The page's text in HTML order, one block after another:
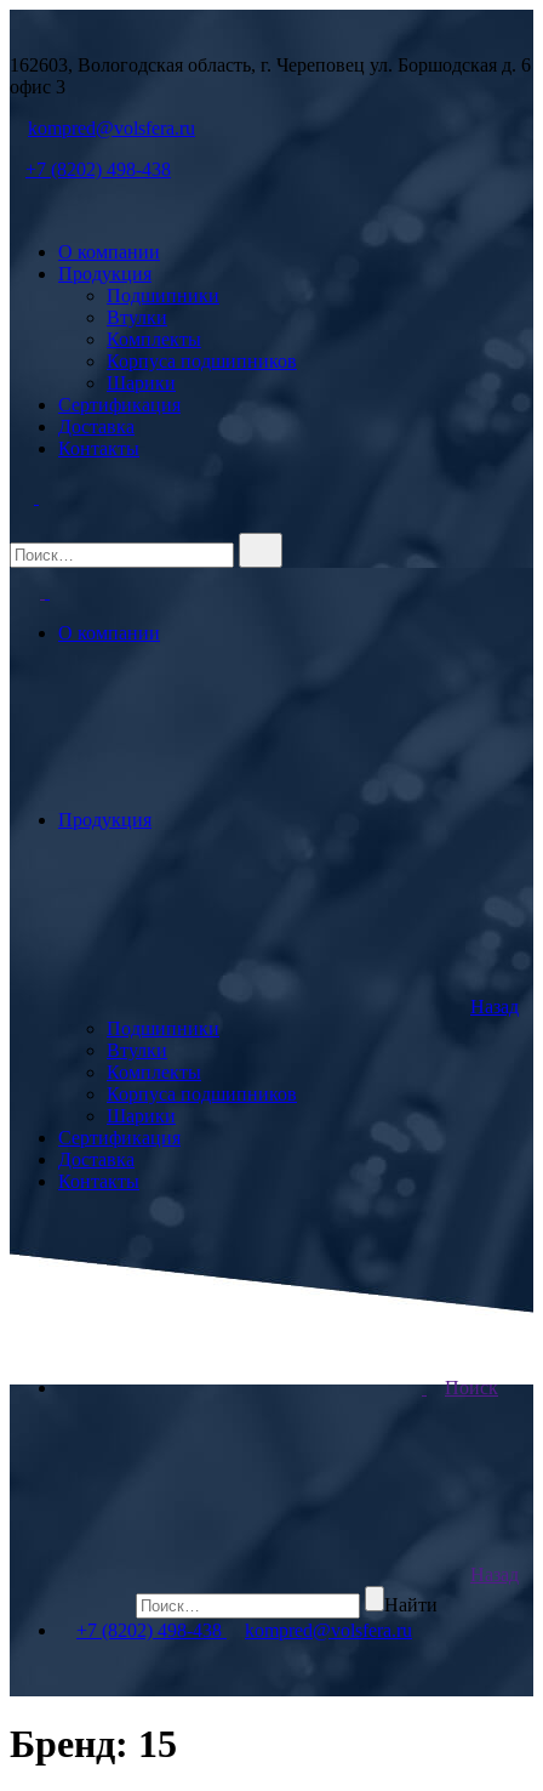
162603, Вологодская область, г. Череповец ул. Боршодская д. 6
офис 3
kompred@volsfera.ru
+7 (8202) 498-438
О компании
Продукция
Подшипники
Втулки
Комплекты
Корпуса подшипников
Шарики
Сертификация
Доставка
Контакты
О компании
Продукция
Назад
Подшипники
Втулки
Комплекты
Корпуса подшипников
Шарики
Сертификация
Доставка
Контакты
Поиск
Назад
Найти
+7 (8202) 498-438
kompred@volsfera.ru
Бренд: 15